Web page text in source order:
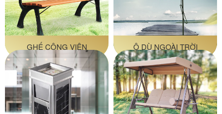
GHẾ CÔNG VIÊN Ô DÙ NGOÀI TRỜI